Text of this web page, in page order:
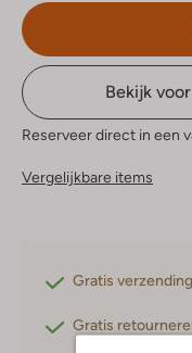
Bekijk
Reserveer direct in een
Vergelijkbare items
Gratis verzending
Gratis